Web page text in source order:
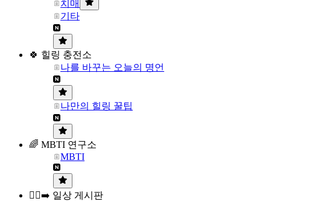
치매
기타
🍀 힐링 충전소
나를 바꾸는 오늘의 명언
나만의 힐링 꿀팁
🌈 MBTI 연구소
MBTI
🏃‍♀️‍➡️ 일상 게시판